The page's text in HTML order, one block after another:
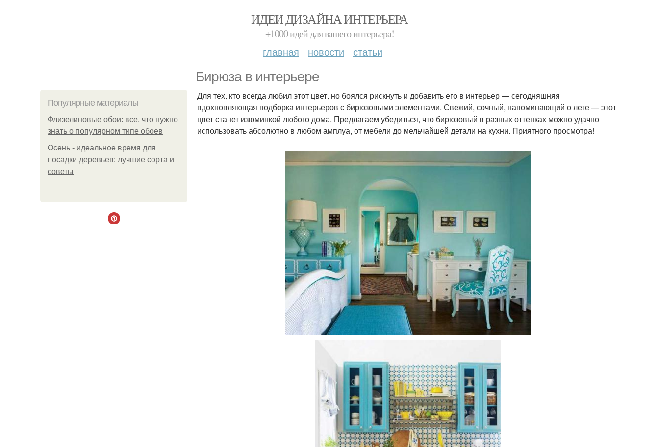
ИДЕИ ДИЗАЙНА ИНТЕРЬЕРА
+1000 идей для вашего интерьера!
главная новости статьи
Бирюза в интерьере
Популярные материалы
Флизелиновые обои: все, что нужно
знать о популярном типе обоев
Осень - идеальное время для
посадки деревьев: лучшие сорта и
советы
Для тех, кто всегда любил этот цвет, но боялся рискнуть и добавить его в интерьер — сегодняшняя
вдохновляющая подборка интерьеров с бирюзовыми элементами. Свежий, сочный, напоминающий о лете — этот
цвет станет изюминкой любого дома. Предлагаем убедиться, что бирюзовый в разных оттенках можно удачно
использовать абсолютно в любом амплуа, от мебели до мельчайшей детали на кухни. Приятного просмотра!